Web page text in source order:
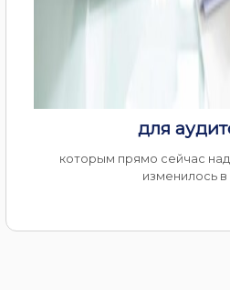
для
которым прямо сейчас
изменилось